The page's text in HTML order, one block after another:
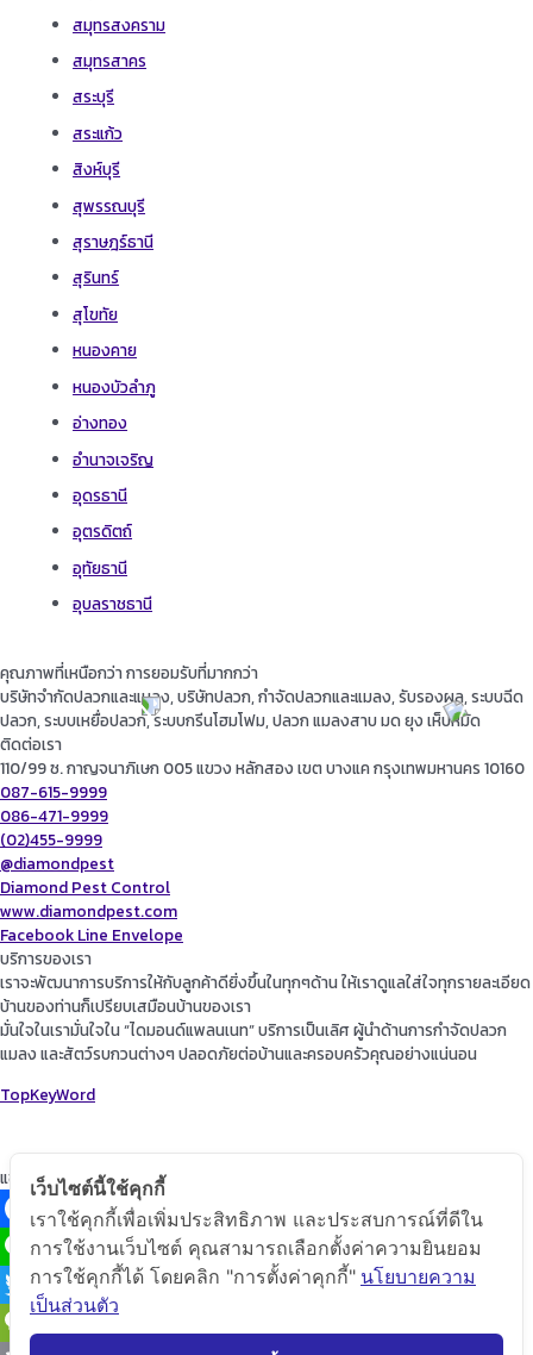
สมุทรสงคราม
สมุทรสาคร
สระบุรี
สระแก้ว
สิงห์บุรี
สุพรรณบุรี
สุราษฎร์ธานี
สุรินทร์
สุโขทัย
หนองคาย
หนองบัวลำภู
อ่างทอง
อำนาจเจริญ
อุดรธานี
อุตรดิตถ์
อุทัยธานี
อุบลราชธานี
คุณภาพที่เหนือกว่า การยอมรับที่มากกว่า
บริษัทจำกัดปลวกและแมลง, บริษัทปลวก, กำจัดปลวกและแมลง, รับรองผล, ระบบฉีด
ปลวก, ระบบเหยื่อปลวก, ระบบกรีนโฮมโฟม, ปลวก แมลงสาบ มด ยุง เห็บหมัด
ติดต่อเรา
110/99 ซ. กาญจนาภิเษก 005 แขวง หลักสอง เขต บางแค กรุงเทพมหานคร 10160
087-615-9999
086-471-9999
(02)455-9999
@diamondpest
Diamond Pest Control
www.diamondpest.com
Facebook Line Envelope
บริการของเรา
เราจะพัฒนาการบริการให้กับลูกค้าดียิ่งขึ้นในทุกๆด้าน ให้เราดูแลใส่ใจทุกรายละเอียด
บ้านของท่านก็เปรียบเสมือนบ้านของเรา
มั่นใจในเรามั่นใจใน “ไดมอนด์แพลนเนท” บริการเป็นเลิศ ผู้นำด้านการกำจัดปลวก
แมลง และสัตว์รบกวนต่างๆ ปลอดภัยต่อบ้านและครอบครัวคุณอย่างแน่นอน
TopKeyWord
แชร์โฟสนี้
Facebook
Line
Twitter
เว็บไซต์นี้ใช้คุกกี้
เราใช้คุกกี้เพื่อเพิ่มประสิทธิภาพ และประสบการณ์ที่ดีใน
การใช้งานเว็บไซต์ คุณสามารถเลือกตั้งค่าความยินยอม
การใช้คุกกี้ได้ โดยคลิก "การตั้งค่าคุกกี้" นโยบายความ
เป็นส่วนตัว